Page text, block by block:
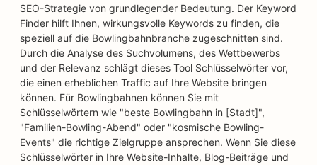
SEO-Strategie von grundlegender Bedeutung. Der Keyword
Finder hilft Ihnen, wirkungsvolle Keywords zu finden, die
speziell auf die Bowlingbahnbranche zugeschnitten sind.
Durch die Analyse des Suchvolumens, des Wettbewerbs
und der Relevanz schlägt dieses Tool Schlüsselwörter vor,
die einen erheblichen Traffic auf Ihre Website bringen
können. Für Bowlingbahnen können Sie mit
Schlüsselwörtern wie "beste Bowlingbahn in [Stadt]",
"Familien-Bowling-Abend" oder "kosmische Bowling-
Events" die richtige Zielgruppe ansprechen. Wenn Sie diese
Schlüsselwörter in Ihre Website-Inhalte, Blog-Beiträge und